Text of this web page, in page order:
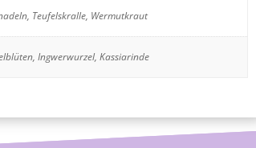
Teufelskralle, Wermutkraut
Ingwerwurzel, Kassiarinde